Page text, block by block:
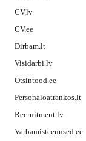
CV.lv
CV.ee
Dirbam.lt
Visidarbi.lv
Otsintood.ee
Personaloatrankos.lt
Recruitment.lv
Varbamisteenused.ee